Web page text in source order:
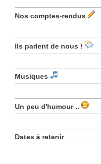
Nos comptes-rendus
Ils parlent de nous !
Musiques
Un peu d'humour ..
Dates à retenir